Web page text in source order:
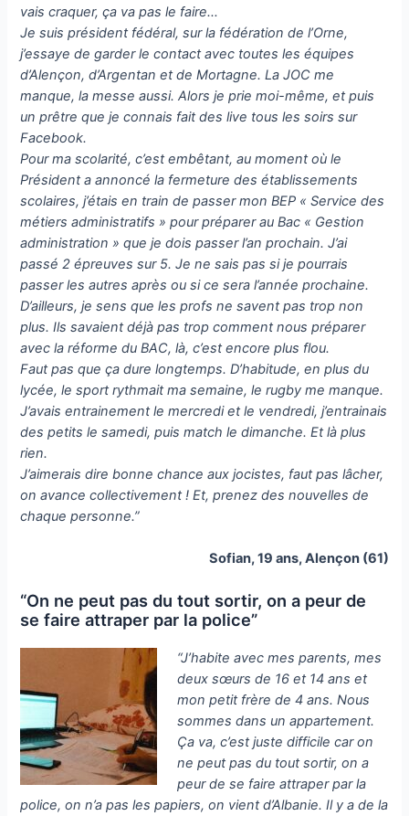
vais craquer, ça va pas le faire…
Je suis président fédéral, sur la fédération de l’Orne,
j’essaye de garder le contact avec toutes les équipes
d’Alençon, d’Argentan et de Mortagne. La JOC me
manque, la messe aussi. Alors je prie moi-même, et puis
un prêtre que je connais fait des live tous les soirs sur
Facebook.
Pour ma scolarité, c’est embêtant, au moment où le
Président a annoncé la fermeture des établissements
scolaires, j’étais en train de passer mon BEP « Service des
métiers administratifs » pour préparer au Bac « Gestion
administration » que je dois passer l’an prochain. J’ai
passé 2 épreuves sur 5. Je ne sais pas si je pourrais
passer les autres après ou si ce sera l’année prochaine.
D’ailleurs, je sens que les profs ne savent pas trop non
plus. Ils savaient déjà pas trop comment nous préparer
avec la réforme du BAC, là, c’est encore plus flou.
Faut pas que ça dure longtemps. D’habitude, en plus du
lycée, le sport rythmait ma semaine, le rugby me manque.
J’avais entrainement le mercredi et le vendredi, j’entrainais
des petits le samedi, puis match le dimanche. Et là plus
rien.
J’aimerais dire bonne chance aux jocistes, faut pas lâcher,
on avance collectivement ! Et, prenez des nouvelles de
chaque personne.”
Sofian, 19 ans, Alençon (61)
“On ne peut pas du tout sortir, on a peur de
se faire attraper par la police”
“J’habite avec mes parents, mes
deux sœurs de 16 et 14 ans et
mon petit frère de 4 ans. Nous
sommes dans un appartement.
Ça va, c’est juste difficile car on
ne peut pas du tout sortir, on a
peur de se faire attraper par la
police, on n’a pas les papiers, on vient d’Albanie. Il y a de la